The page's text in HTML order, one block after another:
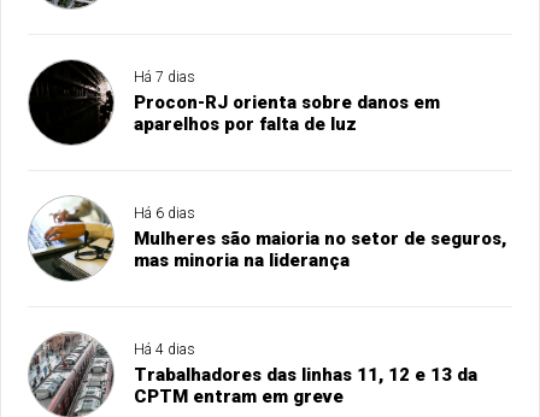
Há 7 dias
Procon-RJ orienta sobre danos em
aparelhos por falta de luz
Há 6 dias
Mulheres são maioria no setor de seguros,
mas minoria na liderança
Há 4 dias
Trabalhadores das linhas 11, 12 e 13 da
CPTM entram em greve